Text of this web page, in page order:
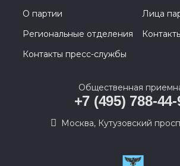
О партии
Лица
Региональные отделения
Контакты пресс-службы
Общественная
+7 (495) 788-44-
Москва, Кутузовский